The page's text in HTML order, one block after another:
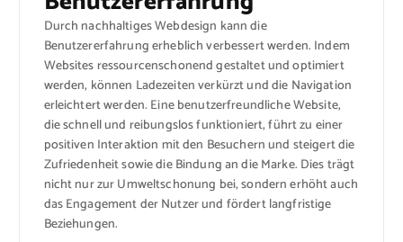
Durch nachhaltiges Webdesign kann die
Benutzererfahrung erheblich verbessert werden. Indem
Websites ressourcenschonend gestaltet und optimiert
werden, können Ladezeiten verkürzt und die Navigation
erleichtert werden. Eine benutzerfreundliche Website,
die schnell und reibungslos funktioniert, führt zu einer
positiven Interaktion mit den Besuchern und steigert die
Zufriedenheit sowie die Bindung an die Marke. Dies trägt
nicht nur zur Umweltschonung bei, sondern erhöht auch
das Engagement der Nutzer und fördert langfristige
Beziehungen.